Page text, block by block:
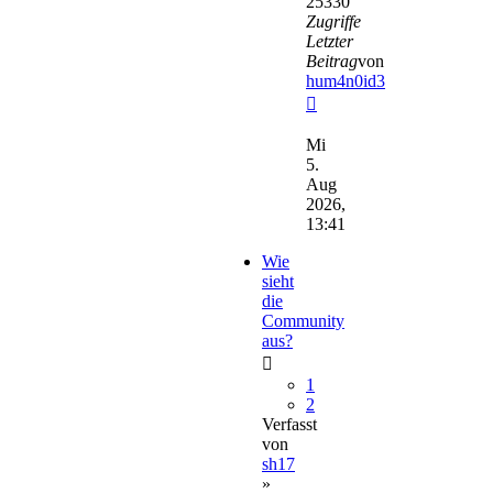
Zugriffe
Letzter
Beitragvon
hum4n0id3
Beitrag
Mi
5.
Aug
2026,
13:41
Wie
sieht
die
Community
aus?
1
2
Verfasst
von
sh17
»